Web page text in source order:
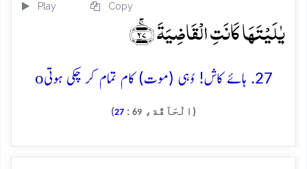
Play Copy
یٰلَیۡتَہَا کَانَتِ الۡقَاضِیَۃَ ﴿ۚ۲۷﴾
27. ہائے کاش! وُہی (موت) کام تمام کر چکی ہوتی o
(الْحَآقَّة، 69
:
27
)